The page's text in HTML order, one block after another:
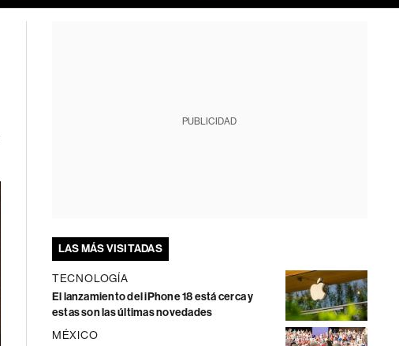
PUBLICIDAD
LAS MÁS VISITADAS
TECNOLOGÍA
El lanzamiento del iPhone 18 está cerca y
estas son las últimas novedades
MÉXICO